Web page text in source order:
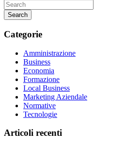
Search
Categorie
Amministrazione
Business
Economia
Formazione
Local Business
Marketing Aziendale
Normative
Tecnologie
Articoli recenti